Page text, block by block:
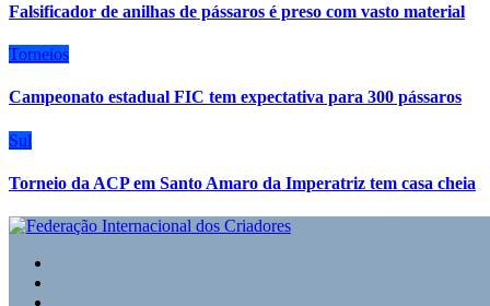
Falsificador de anilhas de pássaros é preso com vasto material
Torneios
Campeonato estadual FIC tem expectativa para 300 pássaros
Sul
Torneio da ACP em Santo Amaro da Imperatriz tem casa cheia